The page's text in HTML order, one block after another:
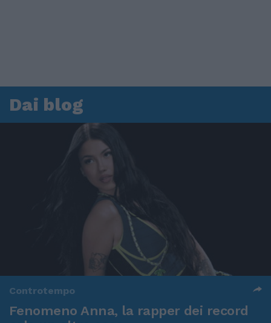
Dai blog
Controtempo
Fenomeno Anna, la rapper dei record